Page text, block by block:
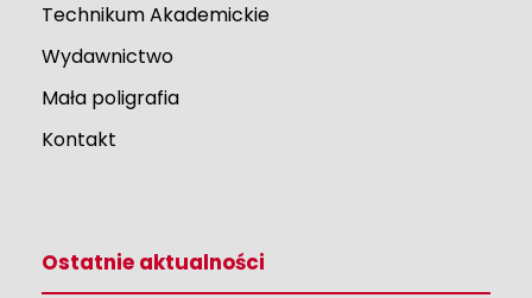
Technikum Akademickie
Wydawnictwo
Mała poligrafia
Kontakt
Ostatnie aktualności